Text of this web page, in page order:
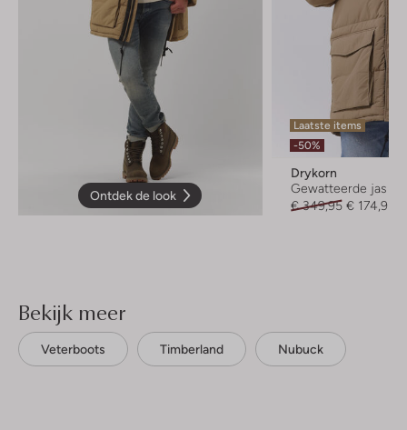
Ontdek de look
Laatste items
-50%
Drykorn
Gewatteerde jas
€ 349,95 € 174,95
Bekijk meer
Veterboots Timberland Nubuck